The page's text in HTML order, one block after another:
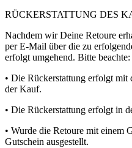
RÜCKERSTATTUNG DES
Nachdem wir Deine Retoure
per E-Mail über die zu
erfolgt umgehend. Bitte beachte:
• Die Rückerstattung erfolgt mit
der Kauf.
• Die Rückerstattung erfolgt in
• Wurde die Retoure mit einem
Gutschein ausgestellt.